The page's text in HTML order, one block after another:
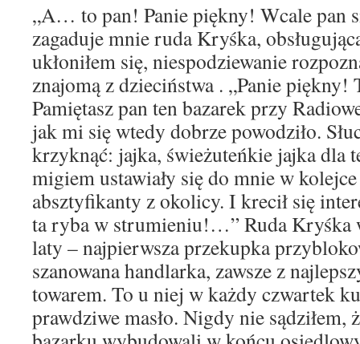
„A… to pan! Panie piękny! Wcale pan
zagaduje mnie ruda Kryśka,
ukłoniłem się, niespodziewanie
znajomą z dzieciństwa . „Panie piękny!
Pamiętasz pan ten bazarek przy
jak mi się wtedy dobrze powodziło.
krzyknąć: jajka, świeżuteńkie jajka dla
migiem ustawiały się do mnie w
absztyfikanty z okolicy. I krecił się
ta ryba w strumieniu!…” Ruda Kryśka
laty – najpierwsza przekupka
szanowana handlarka, zawsze z
towarem. To u niej w każdy czwartek
prawdziwe masło. Nigdy nie sądziłem,